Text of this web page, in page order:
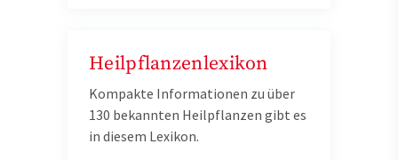
Heilpflanzenlexikon
Kompakte Informationen zu über
130 bekannten Heilpflanzen gibt es
in diesem Lexikon.